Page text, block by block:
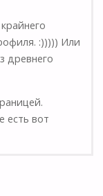
:))))) Или
древнего
есть вот